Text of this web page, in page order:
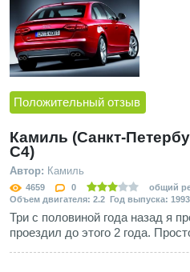
Положительный отзыв
Камиль (Санкт-
С4)
Автор: Камиль
4659 0
общий
Объем двигателя: 2.2 Год выпуска: 1993
Три с половиной года назад я
проездил до этого 2 года.